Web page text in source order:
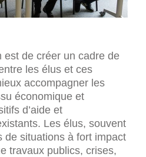
est de créer un cadre de
les élus et ces
accompagner les
économique et
d’aide et
Les élus, souvent
de situations à fort impact
travaux publics, crises,